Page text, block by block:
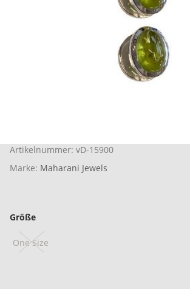
Artikelnummer: vD-15900
Marke: Maharani Jewels
Größe
One Size